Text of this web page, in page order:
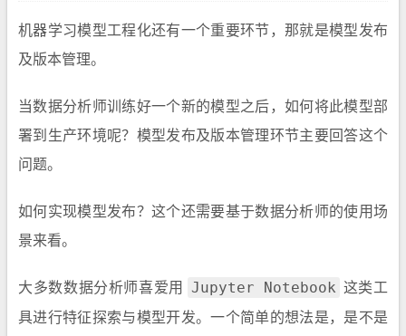
机器学习模型工程化还有一个重要环节，那就是模型发布
及版本管理。
当数据分析师训练好一个新的模型之后，如何将此模型部
署到生产环境呢？模型发布及版本管理环节主要回答这个
问题。
如何实现模型发布？这个还需要基于数据分析师的使用场
景来看。
大多数数据分析师喜爱用 Jupyter Notebook 这类工
具进行特征探索与模型开发。一个简单的想法是，是不是